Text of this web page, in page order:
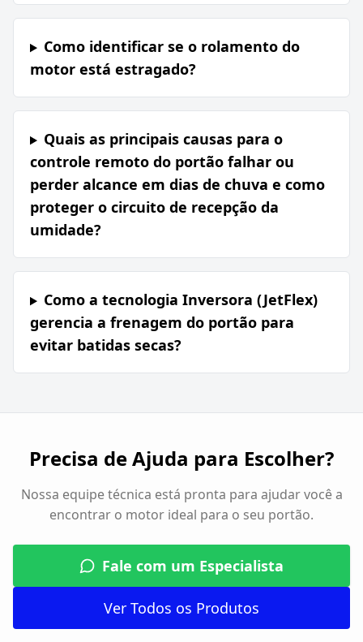
Como identificar se o rolamento do
motor está estragado?
Quais as principais causas para o
controle remoto do portão falhar ou
perder alcance em dias de chuva e como
proteger o circuito de recepção da
umidade?
Como a tecnologia Inversora (JetFlex)
gerencia a frenagem do portão para
evitar batidas secas?
Precisa de Ajuda para Escolher?
Nossa equipe técnica está pronta para ajudar você a
encontrar o motor ideal para o seu portão.
Fale com um Especialista
Ver Todos os Produtos